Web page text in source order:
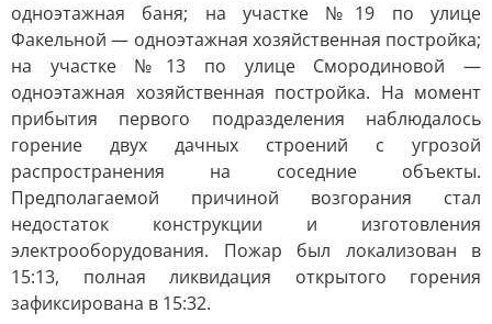
одноэтажная баня; на участке №19 по улице
Факельной — одноэтажная хозяйственная постройка;
на участке №13 по улице Смородиновой —
одноэтажная хозяйственная постройка. На момент
прибытия первого подразделения наблюдалось
горение двух дачных строений с угрозой
распространения на соседние объекты.
Предполагаемой причиной возгорания стал
недостаток конструкции и изготовления
электрооборудования. Пожар был локализован в
15:13, полная ликвидация открытого горения
зафиксирована в 15:32.